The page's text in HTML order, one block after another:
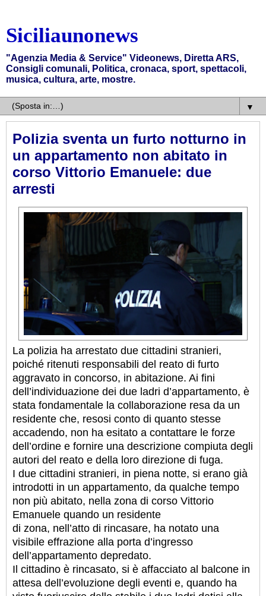
Siciliaunonews
"Agenzia Media & Service" Videonews, Diretta ARS,
Consigli comunali, Politica, cronaca, sport, spettacoli,
musica, cultura, arte, mostre.
▼
Polizia sventa un furto notturno in
un appartamento non abitato in
corso Vittorio Emanuele: due
arresti
La polizia ha arrestato due cittadini stranieri,
poiché ritenuti responsabili del reato di furto
aggravato in concorso, in abitazione. Ai fini
dell’individuazione dei due ladri d’appartamento, è
stata fondamentale la collaborazione resa da un
residente che, resosi conto di quanto stesse
accadendo, non ha esitato a contattare le forze
dell’ordine e fornire una descrizione compiuta degli
autori del reato e della loro direzione di fuga.
I due cittadini stranieri, in piena notte, si erano già
introdotti in un appartamento, da qualche tempo
non più abitato, nella zona di corso Vittorio
Emanuele quando un residente
di zona, nell’atto di rincasare, ha notato una
visibile effrazione alla porta d’ingresso
dell’appartamento depredato.
Il cittadino è rincasato, si è affacciato al balcone in
attesa dell’evoluzione degli eventi e, quando ha